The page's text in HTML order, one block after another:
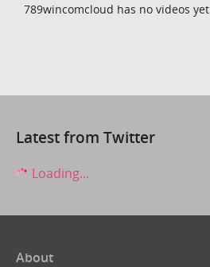
789wincomcloud has no videos yet.
Latest from Twitter
Loading...
About